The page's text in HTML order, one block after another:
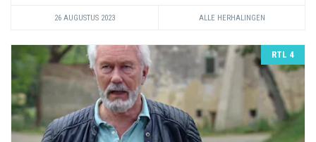
26 AUGUSTUS 2023 ALLE HERHALINGEN
RTL 4